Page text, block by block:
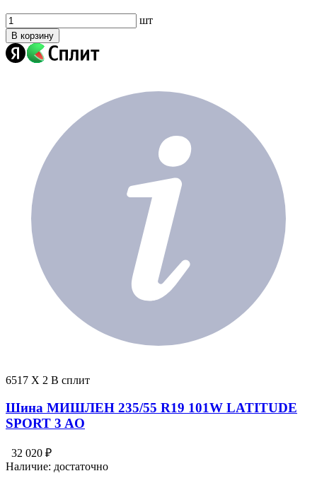
шт
В корзину
6517 X 2 В сплит
Шина МИШЛЕН 235/55 R19 101W LATITUDE
SPORT 3 AO
32 020 ₽
Наличие: достаточно